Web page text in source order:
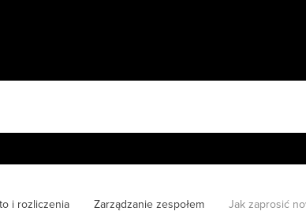
i rozliczenia Zarządzanie zespołem Jak zaprosić